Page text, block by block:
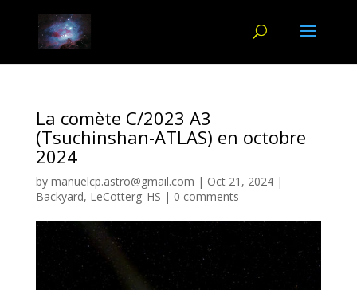
La comète C/2023 A3
(Tsuchinshan-ATLAS) en octobre
2024
by manuelcp.astro@gmail.com | Oct 21, 2024|
Backyard, LeCotterg_HS | 0 comments